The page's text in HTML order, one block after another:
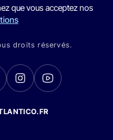
que vous acceptez nos
droits réservés.